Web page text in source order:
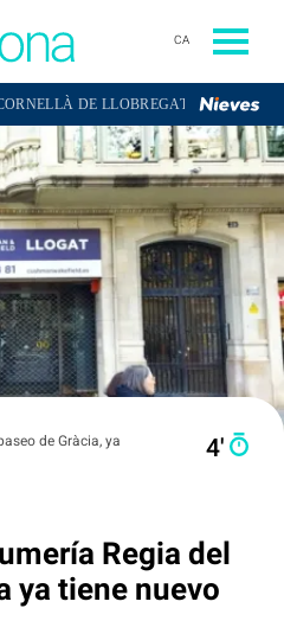
CA
DE LLOBREGAT23,1°SANT BOI DE
de Gràcia, ya
4′
Regia del
ya tiene nuevo